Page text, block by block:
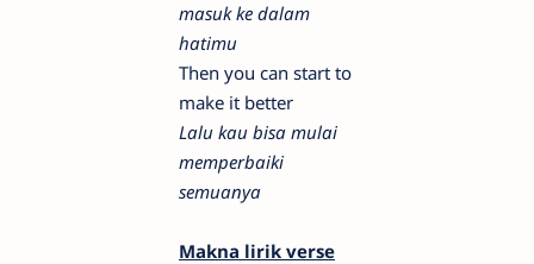
masuk ke dalam
hatimu
Then you can start to
make it better
Lalu kau bisa mulai
memperbaiki
semuanya
Makna lirik verse